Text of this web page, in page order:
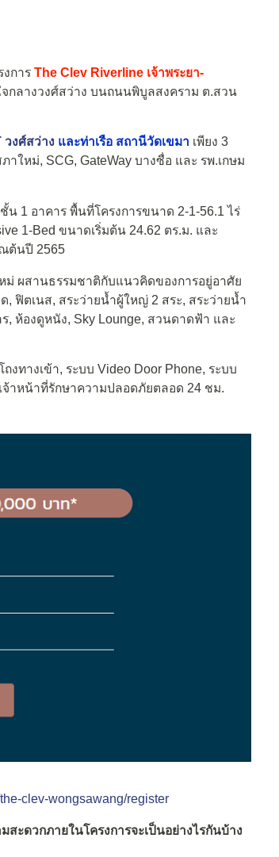
การ The Clev Riverline เจ้าพระยา-
จกลางวงศ์สว่าง บนถนนพิบูลสงคราม ต.สวน
วงศ์สว่าง และท่าเรือ สถานีวัดเขมา เพียง 3
ใหม่, SCG, GateWay บางซื่อ และ รพ.เกษม
น 1 อาคาร พื้นที่โครงการขนาด 2-1-56.1 ไร่
1-Bed ขนาดเริ่มต้น 24.62 ตร.ม. และ
ณต้นปี 2565
ม่ ผสานธรรมชาติกับแนวคิดของการอยู่อาศัย
, ฟิตเนส, สระว่ายน้ำผู้ใหญ่ 2 สระ, สระว่ายน้ำ
ร, ห้องดูหนัง, Sky Lounge, สวนดาดฟ้า และ
งทางเข้า, ระบบ Video Door Phone, ระบบ
จ้าหน้าที่รักษาความปลอดภัยตลอด 24 ชม.
clev-wongsawang/register
สะดวกภายในโครงการจะเป็นอย่างไรกันบ้าง